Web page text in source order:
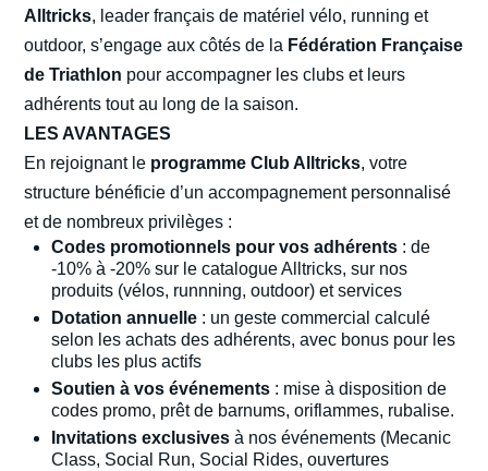
Alltricks, leader français de matériel vélo, running et
outdoor, s’engage aux côtés de la Fédération Française
de Triathlon pour accompagner les clubs et leurs
adhérents tout au long de la saison.
LES AVANTAGES
En rejoignant le programme Club Alltricks, votre
structure bénéficie d’un accompagnement personnalisé
et de nombreux privilèges :
Codes promotionnels pour vos adhérents : de
-10% à -20% sur le catalogue Alltricks, sur nos
produits (vélos, runnning, outdoor) et services
Dotation annuelle : un geste commercial calculé
selon les achats des adhérents, avec bonus pour les
clubs les plus actifs
Soutien à vos événements : mise à disposition de
codes promo, prêt de barnums, oriflammes, rubalise.
Invitations exclusives à nos événements (Mecanic
Class, Social Run, Social Rides, ouvertures